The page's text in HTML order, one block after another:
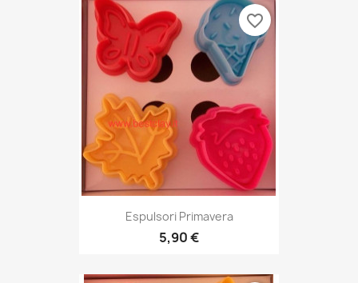
Espulsori Primavera
5,90 €
favorite_border